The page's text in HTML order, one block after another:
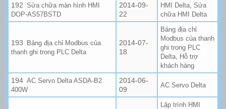
Sửa chữa màn hình HMI
DOP-AS57BSTD
2014-09-
22
HMI Delta Sửa
chữa HMI Delta
Bảng địa chỉ Modbus của
thanh ghi trong PLC Delta
2014-07-
18
Bảng địa chỉ
Modbus của thanh
ghi trong PLC
Delta
Hỗ trợ
khách hàng
AC Servo Delta ASDA-B2
400W
2014-06-
09
AC Servo Delta
Lập trình HMI